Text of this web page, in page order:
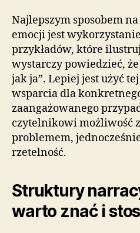
Najlepszym sposobem
emocji jest
przykładów, które
wystarczy powiedzieć,
jak ja”. Lepiej jest użyć
wsparcia dla
zaangażowanego
czytelnikowi możliwość
problemem,
rzetelność.
Struktury
warto znać i